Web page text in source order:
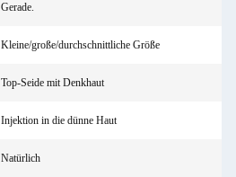
Gerade.
Kleine/große/durchschnittliche Größe
Top-Seide mit Denkhaut
Injektion in die dünne Haut
Natürlich